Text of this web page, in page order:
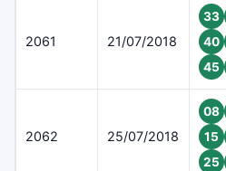
2061 21/07/2018
33
40
45
2062 25/07/2018
08
15
25